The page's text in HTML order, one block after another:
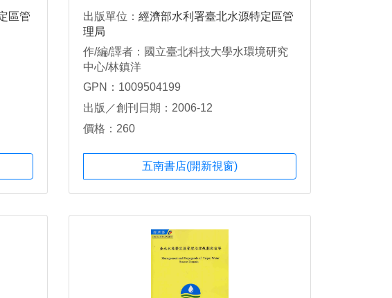
劃
區管
出版單位： 經濟部水利署臺北水源特定區管
理局
作/編/譯者：國立臺北科技大學水環境研究
中心/林鎮洋
GPN：1009504199
出版／創刊日期：2006-12
價格：260
五南書店(開新視窗)